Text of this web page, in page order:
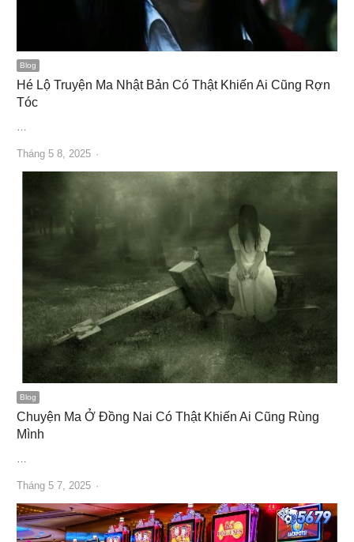
Blog
Hé Lộ Truyện Ma Nhật Bản Có Thật Khiến Ai Cũng Rợn
Tóc
Tháng 5 8, 2025
Blog
Chuyện Ma Ở Đồng Nai Có Thật Khiến Ai Cũng Rùng
Mình
…
Tháng 5 7, 2025